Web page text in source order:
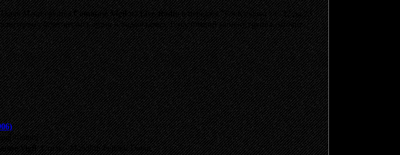
MetalгруппыComatose VigilнаLive-Radioв передаче"РокКлиника". С 22 до 23
будет вестись аудио и видеосъемка. В настоящий момент группа готовит
thumb]
Vigil. Стиль - Monolith Funeral Doom.